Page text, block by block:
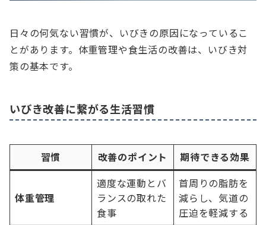
日々の何気ない習慣が、いびきの原因になっているこ
とがあります。体重管理や食生活の改善は、いびき対
策の基本です。
いびき改善に繋がる生活習慣
習慣 改善のポイント 期待できる効果
体重管理
適度な運動とバ
ランスの取れた
食事
首周りの脂肪を
減らし、気道の
圧迫を軽減する